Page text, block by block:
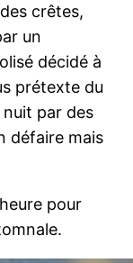
crêtes,
un
décidé à
prétexte du
nuit par des
défaire mais
pour